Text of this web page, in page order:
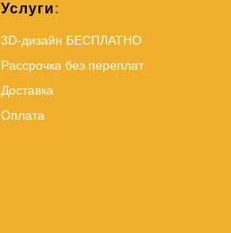
Услуги:
3D-дизайн БЕСПЛАТНО
Рассрочка без переплат
Доставка
Оплата